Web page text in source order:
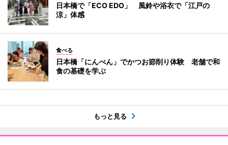
日本橋で「ECO EDO」 風鈴や浴衣で「江戸の
涼」体感
食べる
日本橋「にんべん」でかつお節削り体験 老舗で和
食の基礎を学ぶ
もっと見る